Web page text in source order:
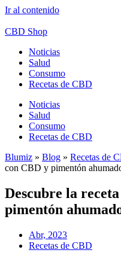
Ir al contenido
CBD Shop
Noticias
Salud
Consumo
Recetas de CBD
Noticias
Salud
Consumo
Recetas de CBD
Blumiz » Blog » Recetas de
con CBD y pimentón
Descubre la
pimentón
Abr, 2023
Recetas de CBD